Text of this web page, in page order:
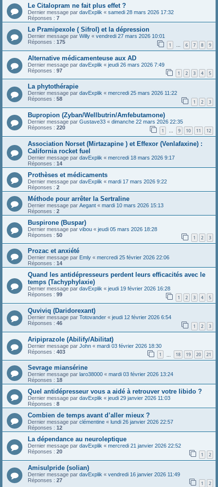
Le Citalopram ne fait plus effet ?
Dernier message par davExplik « samedi 28 mars 2026 17:32
Réponses : 7
Le Pramipexole ( Sifrol) et la dépression
Dernier message par Willy « vendredi 27 mars 2026 10:01
Réponses : 175 1 … 6 7 8 9
Alternative médicamenteuse aux AD
Dernier message par davExplik « jeudi 26 mars 2026 7:49
Réponses : 97 1 2 3 4 5
La phytothérapie
Dernier message par davExplik « mercredi 25 mars 2026 11:22
Réponses : 58 1 2 3
Bupropion (Zyban/Wellbutrin/Amfebutamone)
Dernier message par Gustave33 « dimanche 22 mars 2026 22:35
Réponses : 220 1 … 9 10 11 12
Association Norset (Mirtazapine ) et Effexor (Venlafaxine) :
California rocket fuel
Dernier message par davExplik « mercredi 18 mars 2026 9:17
Réponses : 14
Prothèses et médicaments
Dernier message par davExplik « mardi 17 mars 2026 9:22
Réponses : 2
Méthode pour arrêter la Sertraline
Dernier message par Aegant « mardi 10 mars 2026 15:13
Réponses : 2
Buspirone (Buspar)
Dernier message par vibou « jeudi 05 mars 2026 18:28
Réponses : 50 1 2 3
Prozac et anxiété
Dernier message par Emly « mercredi 25 février 2026 22:06
Réponses : 14
Quand les antidépresseurs perdent leurs efficacités avec le
temps (Tachyphylaxie)
Dernier message par davExplik « jeudi 19 février 2026 16:28
Réponses : 99 1 2 3 4 5
Quviviq (Daridorexant)
Dernier message par Totovander « jeudi 12 février 2026 6:54
Réponses : 46 1 2 3
Aripiprazole (Abilify/Abilitat)
Dernier message par John « mardi 03 février 2026 18:30
Réponses : 403 1 18 19 20 21
Sevrage miansérine
Dernier message par laro38000 « mardi 03 février 2026 13:24
Réponses : 18
Quel antidépresseur vous a aidé à retrouver votre libido ?
Dernier message par davExplik « jeudi 29 janvier 2026 11:03
Réponses : 8
Combien de temps avant d’aller mieux ?
Dernier message par clémentine « lundi 26 janvier 2026 22:57
Réponses : 12
La dépendance au neuroleptique
Dernier message par davExplik « mercredi 21 janvier 2026 22:52
Réponses : 20 1 2
Amisulpride (solian)
Dernier message par davExplik « vendredi 16 janvier 2026 11:49
Réponses : 27 1 2